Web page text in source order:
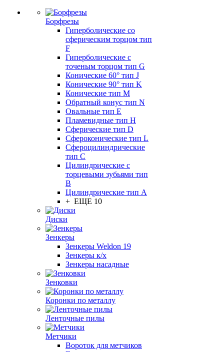
Борфрезы
Гиперболические cо
сферическим торцом тип
F
Гиперболические с
точеным торцом тип G
Конические 60° тип J
Конические 90° тип K
Конические тип M
Обратный конус тип N
Овальные тип E
Пламевидные тип H
Сферические тип D
Сфероконические тип L
Сфероцилиндрические
тип C
Цилиндрические с
торцевыми зубьями тип
B
Цилиндрические тип А
+ ЕЩЕ 10
Диски
Зенкеры
Зенкеры Weldon 19
Зенкеры к/х
Зенкеры насадные
Зенковки
Коронки по металлу
Ленточные пилы
Метчики
Вороток для метчиков